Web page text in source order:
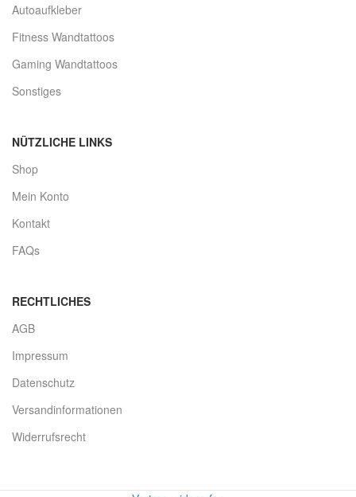
Autoaufkleber
Fitness Wandtattoos
Gaming Wandtattoos
Sonstiges
NÜTZLICHE LINKS
Shop
Mein Konto
Kontakt
FAQs
RECHTLICHES
AGB
Impressum
Datenschutz
Versandinformationen
Widerrufsrecht